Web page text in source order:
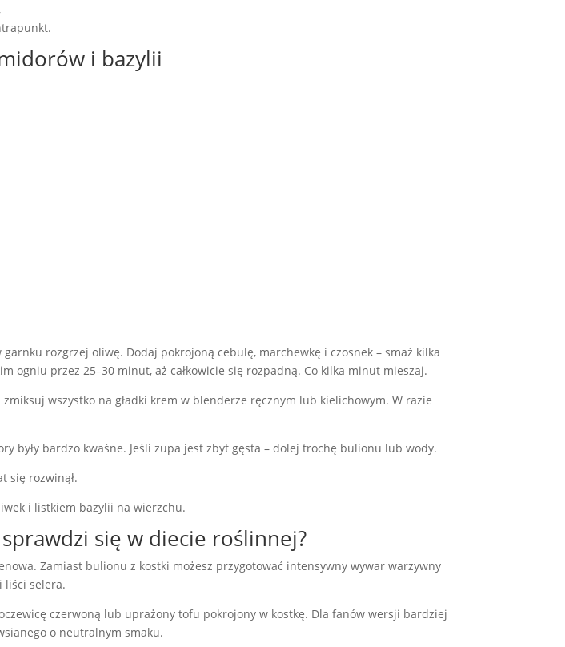
i bazylii
rozgrzej oliwę. Dodaj pokrojoną cebulę, marchewkę i czosnek – smaż kilka
ogniu przez 25–30 minut, aż całkowicie się rozpadną. Co kilka minut mieszaj.
wszystko na gładki krem w blenderze ręcznym lub kielichowym. W razie
były bardzo kwaśne. Jeśli zupa jest zbyt gęsta – dolej trochę bulionu lub wody.
się rozwinął.
i listkiem bazylii na wierzchu.
się w diecie roślinnej?
Zamiast bulionu z kostki możesz przygotować intensywny wywar warzywny
liści selera.
czerwoną lub uprażony tofu pokrojony w kostkę. Dla fanów wersji bardziej
o neutralnym smaku.